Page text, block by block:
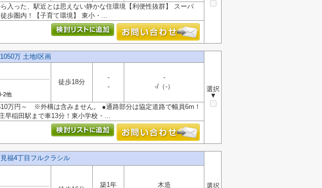
入った、駅近とは思えない静かな住環境【利便性抜群】 スーパ
歩圏内！【子育て環境】 東小・...
万 土地I区画
選択
▼
2他
徒歩18分
-
-
-
-/（-）
万円～ ※外構は含みません。 ●通路部分は協定道路で幅員6m！
早稲田駅まで車13分！東小学校・...
福4丁目フルクラシル
選択
築1年
木造